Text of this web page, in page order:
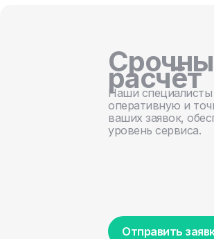
расчёт
Наши специалисты
оперативную и
ваших заявок,
уровень сервиса.
Отправить